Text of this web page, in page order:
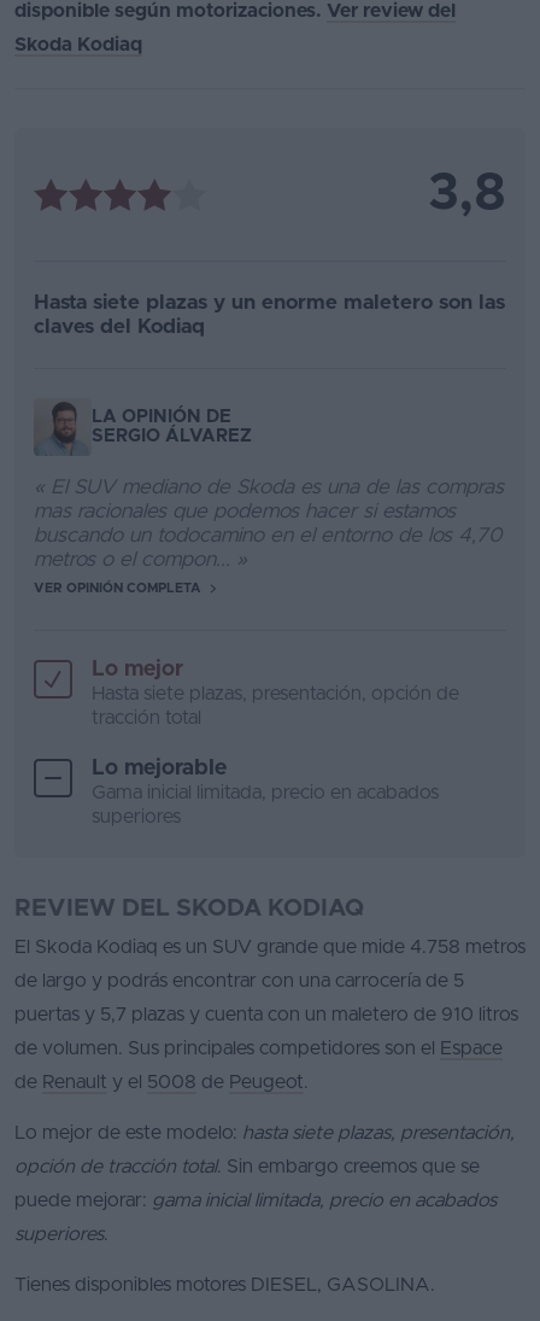
disponible según motorizaciones. Ver review del
Skoda Kodiaq
3,8
Hasta siete plazas y un enorme maletero son las
claves del Kodiaq
LA OPINIÓN DE
SERGIO ÁLVAREZ
« El SUV mediano de Skoda es una de las compras
mas racionales que podemos hacer si estamos
buscando un todocamino en el entorno de los 4,70
metros o el compon... »
VER OPINIÓN COMPLETA
Lo mejor
Hasta siete plazas, presentación, opción de
tracción total
Lo mejorable
Gama inicial limitada, precio en acabados
superiores
REVIEW DEL SKODA KODIAQ
El Skoda Kodiaq es un SUV grande que mide 4.758 metros
de largo y podrás encontrar con una carrocería de 5
puertas y 5,7 plazas y cuenta con un maletero de 910 litros
de volumen. Sus principales competidores son el Espace
de Renault y el 5008 de Peugeot.
Lo mejor de este modelo: hasta siete plazas, presentación,
opción de tracción total. Sin embargo creemos que se
puede mejorar: gama inicial limitada, precio en acabados
superiores.
Tienes disponibles motores DIESEL, GASOLINA.